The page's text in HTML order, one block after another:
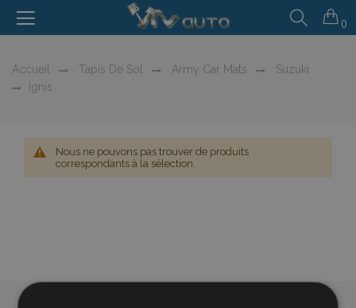
0
Accueil Tapis De Sol Army Car Mats
Suzuki
Ignis
Nous ne pouvons pas trouver de produits
correspondants à la sélection.